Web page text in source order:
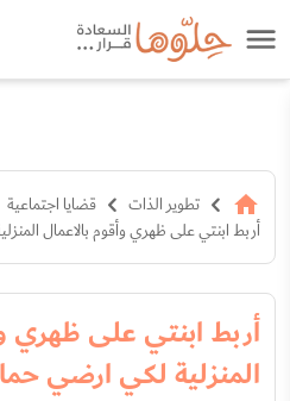
تطوير الذات
قضايا اجتماعية
أربط ابنتي على ظهري وأقوم بالاعمال
أربط ابنتي على ظهري
المنزلية لكي ارضي